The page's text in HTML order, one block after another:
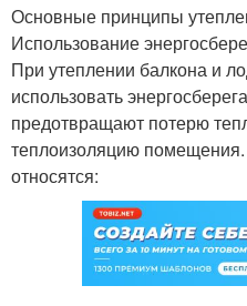
Основные принципы
Использование
При утеплении балкона и
использовать
предотвращают потерю
теплоизоляцию
относятся: